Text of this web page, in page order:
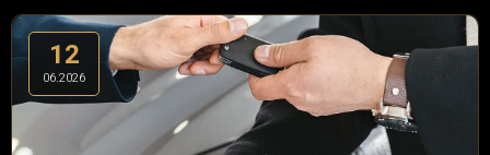
12
06.2026